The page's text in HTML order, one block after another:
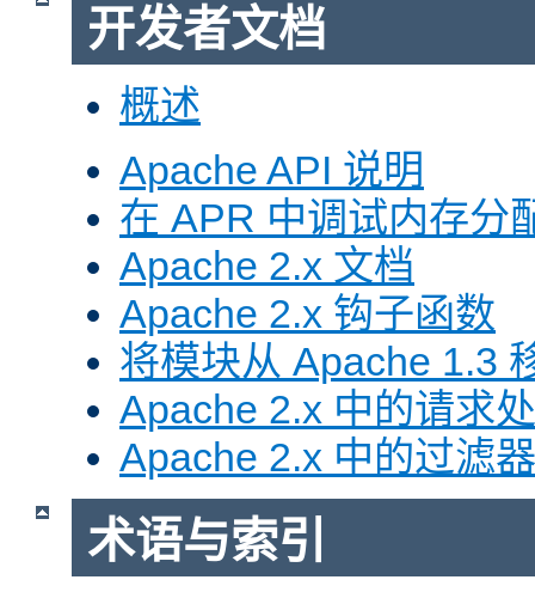
开发者文档
概述
Apache API 说明
在 APR 中调试内存分
Apache 2.x 文档
Apache 2.x 钩子函数
将模块从 Apache 1.3
Apache 2.x 中的请求
Apache 2.x 中的过滤器
术语与索引